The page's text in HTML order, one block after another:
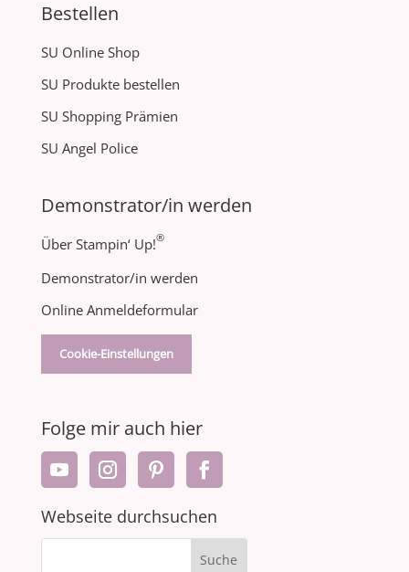
Bestellen
SU Online Shop
SU Produkte bestellen
SU Shopping Prämien
SU Angel Police
Demonstrator/in werden
Über Stampin‘ Up!®
Demonstrator/in werden
Online Anmeldeformular
Cookie-Einstellungen
Folge mir auch hier
Webseite durchsuchen